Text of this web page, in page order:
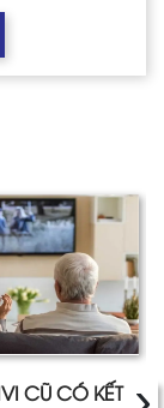
CŨ CÓ KẾT